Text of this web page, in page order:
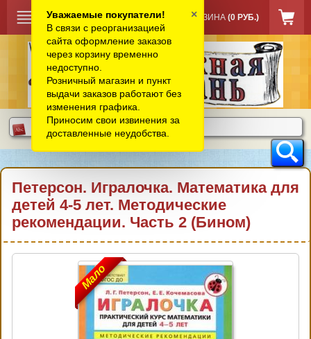
КОРЗИНА (0 РУБ.)
Петерсон. Игралочка. Математика для
детей 4-5 лет. Методические
рекомендации. Часть 2 (Бином)
Мало
Уважаемые покупатели!
В связи с реорганизацией
сайта оформление заказов
через корзину временно
недоступно.
Розничный магазин и пункт
выдачи заказов работают без
изменения графика.
Приносим свои извинения за
доставленные неудобства.
×